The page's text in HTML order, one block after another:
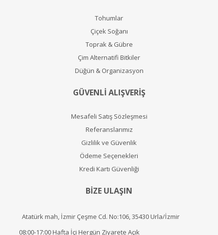
Tohumlar
Çiçek Soğanı
Toprak & Gübre
Çim Alternatifi Bitkiler
Düğün & Organizasyon
GÜVENLİ ALIŞVERİŞ
Mesafeli Satış Sözleşmesi
Referanslarımız
Gizlilik ve Güvenlik
Ödeme Seçenekleri
Kredi Kartı Güvenliği
BİZE ULAŞIN
Atatürk mah, İzmir Çeşme Cd. No:106, 35430 Urla/İzmir
08:00-17:00 Hafta İçi Hergün Ziyarete Açık